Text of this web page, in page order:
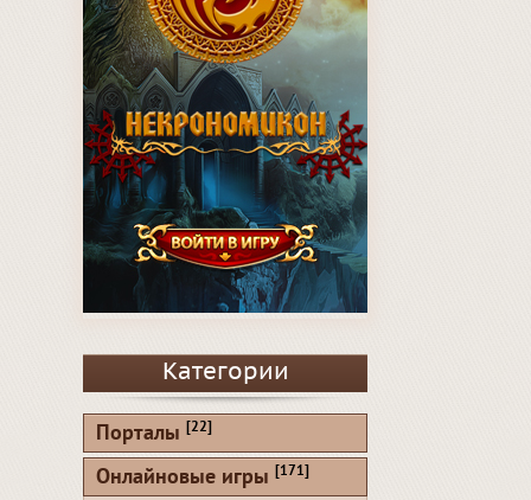
Категории
Порталы [22]
Онлайновые игры [171]